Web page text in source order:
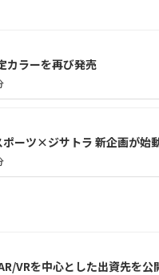
カラーを再び発売
ーツ×ジサトラ 新企画が始
VRを中心とした出資先を公